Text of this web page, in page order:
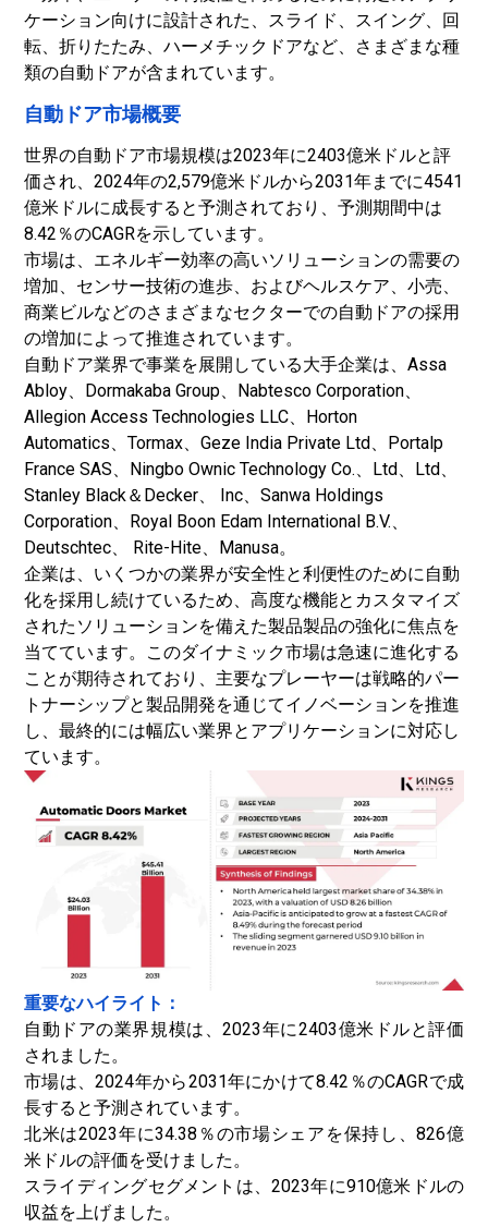
ケーション向けに設計された、スライド、スイング、回
転、折りたたみ、ハーメチックドアなど、さまざまな種
類の自動ドアが含まれています。
自動ドア市場概要
世界の自動ドア市場規模は2023年に2403億米ドルと評
価され、2024年の2,579億米ドルから2031年までに4541
億米ドルに成長すると予測されており、予測期間中は
8.42％のCAGRを示しています。
市場は、エネルギー効率の高いソリューションの需要の
増加、センサー技術の進歩、およびヘルスケア、小売、
商業ビルなどのさまざまなセクターでの自動ドアの採用
の増加によって推進されています。
自動ドア業界で事業を展開している大手企業は、Assa
Abloy、Dormakaba Group、Nabtesco Corporation、
Allegion Access Technologies LLC、Horton
Automatics、Tormax、Geze India Private Ltd、Portalp
France SAS、Ningbo Ownic Technology Co.、Ltd、Ltd、
Stanley Black＆Decker、 Inc、Sanwa Holdings
Corporation、Royal Boon Edam International B.V.、
Deutschtec、 Rite-Hite、Manusa。
企業は、いくつかの業界が安全性と利便性のために自動
化を採用し続けているため、高度な機能とカスタマイズ
されたソリューションを備えた製品製品の強化に焦点を
当てています。このダイナミック市場は急速に進化する
ことが期待されており、主要なプレーヤーは戦略的パー
トナーシップと製品開発を通じてイノベーションを推進
し、最終的には幅広い業界とアプリケーションに対応し
ています。
重要なハイライト：
自動ドアの業界規模は、2023年に2403億米ドルと評価
されました。
市場は、2024年から2031年にかけて8.42％のCAGRで成
長すると予測されています。
北米は2023年に34.38％の市場シェアを保持し、826億
米ドルの評価を受けました。
スライディングセグメントは、2023年に910億米ドルの
収益を上げました。